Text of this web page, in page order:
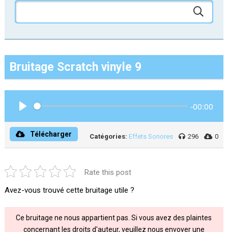
Bruitage Scratch vinyle 9
-00:00
Télécharger Catégories: Effets Sonores 296 0
Rate this post
Avez-vous trouvé cette bruitage utile ?
Ce bruitage ne nous appartient pas. Si vous avez des plaintes
concernant les droits d'auteur, veuillez nous envoyer une